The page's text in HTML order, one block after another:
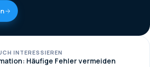
INTERESSIEREN
Häufige Fehler vermeiden